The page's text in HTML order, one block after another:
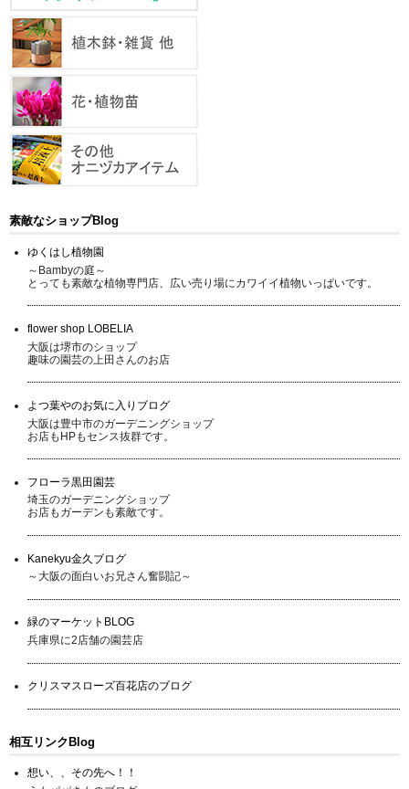
素敵なショップBlog
ゆくはし植物園
～Bambyの庭～
とっても素敵な植物専門店、広い売り場にカワイイ植物いっぱいです。
flower shop LOBELIA
大阪は堺市のショップ
趣味の園芸の上田さんのお店
よつ葉やのお気に入りブログ
大阪は豊中市のガーデニングショップ
お店もHPもセンス抜群です。
フローラ黒田園芸
埼玉のガーデニングショップ
お店もガーデンも素敵です。
Kanekyu金久ブログ
～大阪の面白いお兄さん奮闘記～
緑のマーケットBLOG
兵庫県に2店舗の園芸店
クリスマスローズ百花店のブログ
相互リンクBlog
想い、、その先へ！！